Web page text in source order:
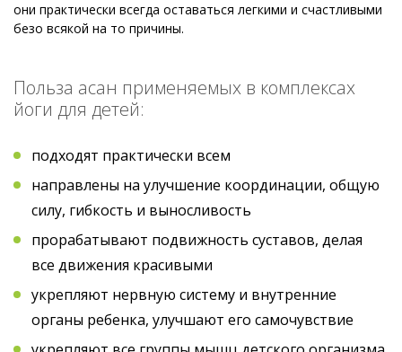
они практически всегда оставаться легкими и счастливыми
безо всякой на то причины.
Польза асан применяемых в комплексах
йоги для детей:
подходят практически всем
направлены на улучшение координации, общую
силу, гибкость и выносливость
прорабатывают подвижность суставов, делая
все движения красивыми
укрепляют нервную систему и внутренние
органы ребенка, улучшают его самочувствие